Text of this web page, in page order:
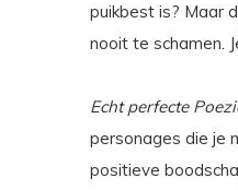
puikbest is? Maar
nooit te schamen.
Echt perfecte
personages die je
positieve